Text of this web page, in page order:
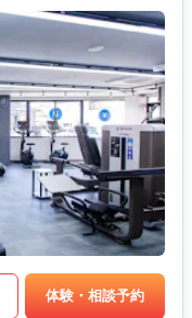
体験・相談予約